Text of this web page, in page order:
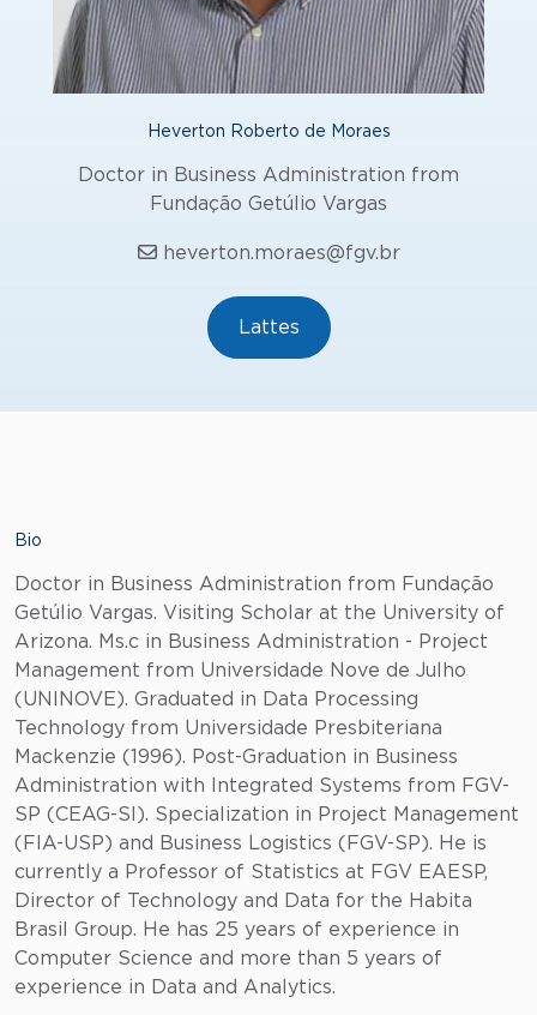
Heverton Roberto de Moraes
Doctor in Business Administration from
Fundação Getúlio Vargas
heverton.moraes@fgv.br
Lattes
Bio
Doctor in Business Administration from Fundação
Getúlio Vargas. Visiting Scholar at the University of
Arizona. Ms.c in Business Administration - Project
Management from Universidade Nove de Julho
(UNINOVE). Graduated in Data Processing
Technology from Universidade Presbiteriana
Mackenzie (1996). Post-Graduation in Business
Administration with Integrated Systems from FGV-
SP (CEAG-SI). Specialization in Project Management
(FIA-USP) and Business Logistics (FGV-SP). He is
currently a Professor of Statistics at FGV EAESP,
Director of Technology and Data for the Habita
Brasil Group. He has 25 years of experience in
Computer Science and more than 5 years of
experience in Data and Analytics.